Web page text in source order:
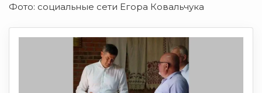
Фото: социальные сети Егора Ковальчука